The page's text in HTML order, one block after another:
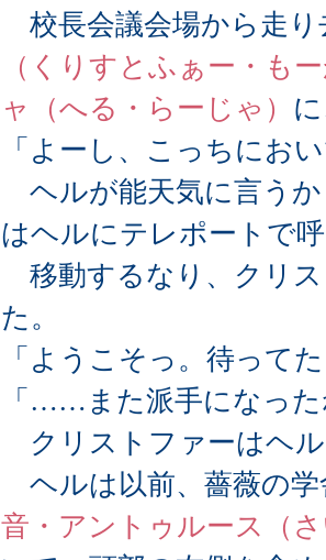
校長会議会場から走り
（くりすとふぁー・も
ャ（へる・らーじゃ）
「よーし、こっちにお
ヘルが能天気に言う
はヘルにテレポートで
移動するなり、クリ
た。
「ようこそっ。待って
「……また派手になっ
クリストファーはヘ
ヘルは以前、薔薇の学
音・アントゥルース（